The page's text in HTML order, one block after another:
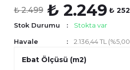
₺ 2.499 ₺ 2.249 ₺ 252
Stok Durumu Stokta var
Havale 2.136,44 TL
Ebat Ölçüsü (m2)